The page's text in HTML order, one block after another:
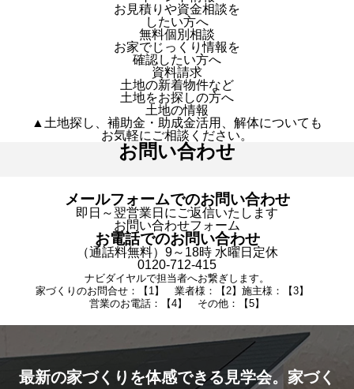
お見積りや資金相談を
したい方へ
無料個別相談
お家でじっくり情報を
確認したい方へ
資料請求
土地の新着物件など
土地をお探しの方へ
土地の情報
▲土地探し、補助金・助成金活用、解体についても
お気軽にご相談ください。
お問い合わせ
メールフォームでのお問い合わせ
即日～翌営業日にご返信いたします
お問い合わせフォーム
お電話でのお問い合わせ
（通話料無料）9～18時 水曜日定休
0120-712-415
ナビダイヤルで担当者へお繋ぎします。
家づくりのお問合せ：【1】 業者様：【2】施主様：【3】
営業のお電話：【4】 その他：【5】
最新の家づくりを体感できる見学会。家づく